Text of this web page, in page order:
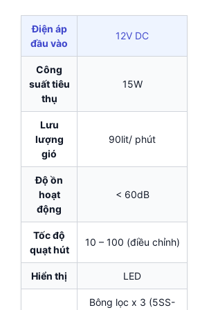
Điện áp
đầu vào
12V DC
Công
suất tiêu
thụ
15W
Lưu
lượng
gió
90lit/ phút
Độ ồn
hoạt
động
< 60dB
Tốc độ
quạt hút
10 – 100 (điều chỉnh)
Hiển thị LED
Bông lọc x 3 (5SS-